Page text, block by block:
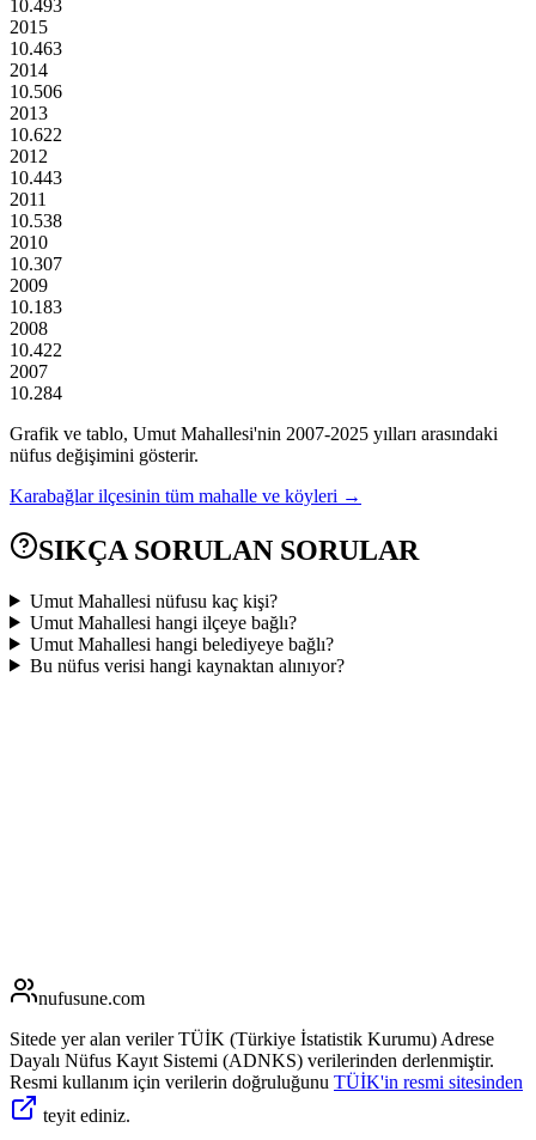
10.493
2015
10.463
2014
10.506
2013
10.622
2012
10.443
2011
10.538
2010
10.307
2009
10.183
2008
10.422
2007
10.284
Grafik ve tablo, Umut Mahallesi'nin 2007-2025 yılları arasındaki
nüfus değişimini gösterir.
Karabağlar ilçesinin tüm mahalle ve köyleri →
SIKÇA SORULAN SORULAR
Umut Mahallesi nüfusu kaç kişi?
Umut Mahallesi hangi ilçeye bağlı?
Umut Mahallesi hangi belediyeye bağlı?
Bu nüfus verisi hangi kaynaktan alınıyor?
nufusune.com
Sitede yer alan veriler TÜİK (Türkiye İstatistik Kurumu) Adrese
Dayalı Nüfus Kayıt Sistemi (ADNKS) verilerinden derlenmiştir.
Resmi kullanım için verilerin doğruluğunu TÜİK'in resmi sitesinden
teyit ediniz.